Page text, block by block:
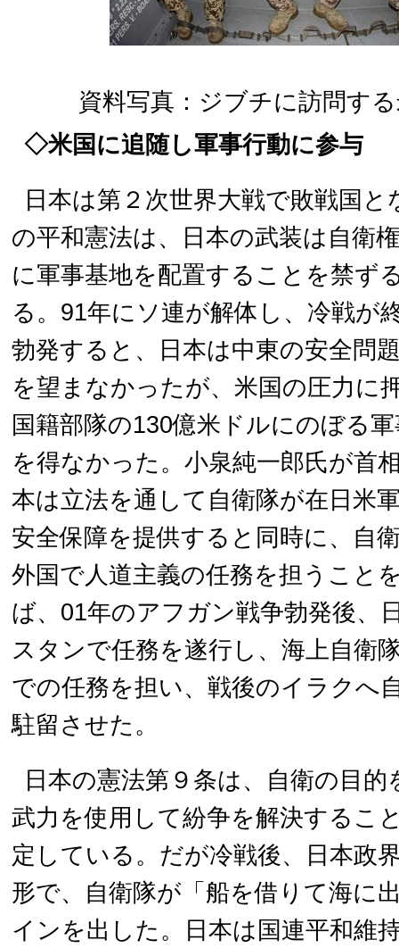
資料写真：ジブチに訪問す
◇米国に追随し軍事行動に参与
日本は第２次世界大戦で敗戦国
の平和憲法は、日本の武装は自衛
に軍事基地を配置することを禁ず
る。91年にソ連が解体し、冷戦が
勃発すると、日本は中東の安全問
を望まなかったが、米国の圧力に
国籍部隊の130億米ドルにのぼる
を得なかった。小泉純一郎氏が首
本は立法を通して自衛隊が在日米
安全保障を提供すると同時に、自
外国で人道主義の任務を担うこと
ば、01年のアフガン戦争勃発後、
スタンで任務を遂行し、海上自衛
での任務を担い、戦後のイラクへ
駐留させた。
日本の憲法第９条は、自衛の目
武力を使用して紛争を解決するこ
定している。だが冷戦後、日本政
形で、自衛隊が「船を借りて海に
インを出した。日本は国連平和維